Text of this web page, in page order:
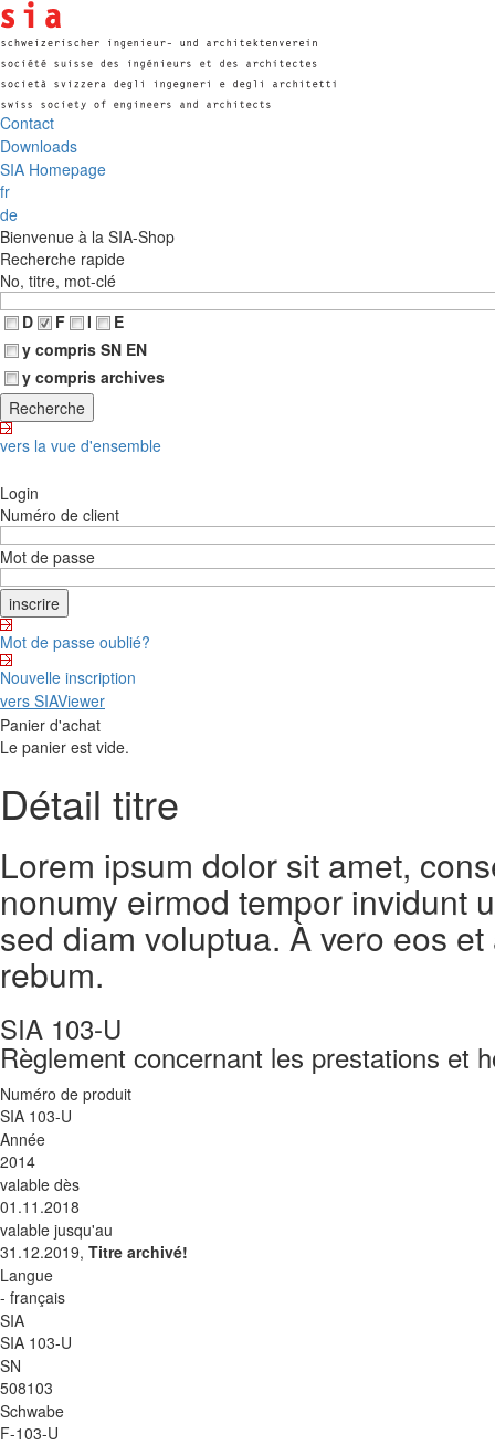
Contact
Downloads
SIA Homepage
fr
de
Bienvenue à la SIA-Shop
Recherche rapide
No, titre, mot-clé
D
F I
E
y compris SN EN
y compris archives
vers la vue d'ensemble
Login
Numéro de client
Mot de passe
Mot de passe oublié?
Nouvelle inscription
vers SIAViewer
Panier d'achat
Le panier est vide.
Détail titre
Lorem ipsum dolor sit amet,
nonumy eirmod tempor invidunt
sed diam voluptua. À vero eos
rebum.
SIA 103-U
Règlement concernant les prestations et
Numéro de produit
SIA 103-U
Année
2014
valable dès
01.11.2018
valable jusqu'au
31.12.2019, Titre archivé!
Langue
- français
SIA
SIA 103-U
SN
508103
Schwabe
F-103-U